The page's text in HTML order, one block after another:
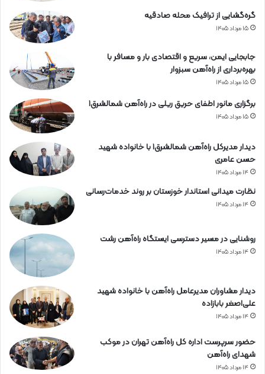
گره‌گشایی از ترافیک محله صادقیه
۱۵ مرداد ۱۴۰۵
جابجایی ایمن، سریع و اقتصادی بار و مسافر با
بهره‌برداری از راه‌آهن سبزوار
۱۵ مرداد ۱۴۰۵
برگزاری مانور اطفای حریق ریلی در راه‌آهن شمالشرق۱
۱۵ مرداد ۱۴۰۵
دیدار مدیرکل راه‌آهن شمالشرق۱ با خانواده شهید
حسن عامری
۱۴ مرداد ۱۴۰۵
نظارت میدانی استاندار خوزستان بر روند خدمات‌رسانی
۱۴ مرداد ۱۴۰۵
روشنایی در مسیر دسترسی ایستگاه راه‌آهن رشت
۱۴ مرداد ۱۴۰۵
دیدار مشاوران مدیرعامل راه‌آهن با خانواده شهید
علی‌اصغر بابازاده
۱۴ مرداد ۱۴۰۵
حضور سرپرست اداره کل راه‌آهن تهران در موکب
شهدای راه‌آهن
۱۴ مرداد ۱۴۰۵